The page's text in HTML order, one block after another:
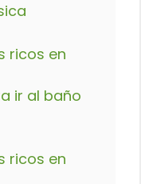
ricos en
ir al baño
ricos en